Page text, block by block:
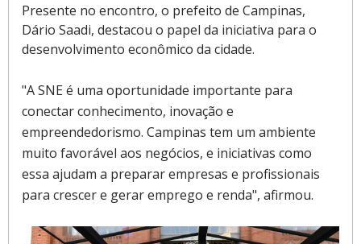
Presente no encontro, o prefeito de Campinas,
Dário Saadi, destacou o papel da iniciativa para o
desenvolvimento econômico da cidade.
"A SNE é uma oportunidade importante para
conectar conhecimento, inovação e
empreendedorismo. Campinas tem um ambiente
muito favorável aos negócios, e iniciativas como
essa ajudam a preparar empresas e profissionais
para crescer e gerar emprego e renda", afirmou.